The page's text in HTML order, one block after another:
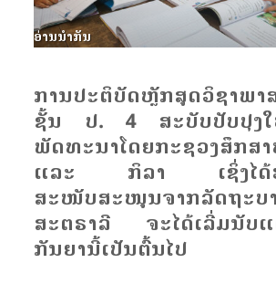
ອ່ານນຳກັນ
ການປະຕິບັດຫຼັກສູດວິຊາພາ
ຊັ້ນ ປ. 4 ສະບັບປັບປຸ
ພັດທະນາໂດຍກະຊວງສຶກສ
ແລະ ກິລາ ເຊິ່ງໄດ້ຮັ
ສະໜັບສະໜູນຈາກລັດຖະບ
ສະຕຣາລີ ຈະໄດ້ເລີ່ມນັບແ
ກັນຍານີ້ເປັນຕົ້ນໄປ